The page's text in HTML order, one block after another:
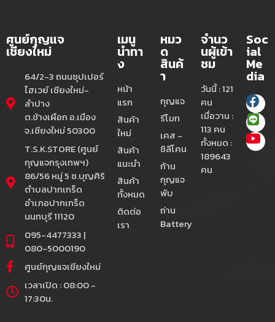
ศูนย์กุญแจ
เชียงใหม่
64/2-3 ถนนซุปเปอร์
ไฮเวย์ เชียงใหม่-
ลำปาง
ต.ช้างเผือก อ.เมือง
จ.เชียงใหม่ 50300
T.S.K.STORE (ศูนย์
กุญแจกรุงเทพฯ)
86/56 หมู่ 5 ซ.บุญศิริ
ตำบลปากเกร็ด
อำเภอปากเกร็ด
นนทบุรี 11120
095-4477333 |
080-5000190
ศูนย์กุญแจเชียงใหม่
เวลาเปิด : 08:00 -
17:30น.
เมนู
นำทา
ง
หน้า
แรก
สินค้า
ใหม่
สินค้า
แนะนำ
สินค้า
ทั้งหมด
ติดต่อ
เรา
หมว
ด
สินค้
า
กุญแจ
รีโมท
เคส -
ซิลีโคน
ก้าน
กุญแจ
พับ
ถ่าน
Battery
จำนว
นผู้เข้า
ชม
วันนี้ : 121
คน
เมื่อวาน :
113 คน
ทั้งหมด :
189643
คน
Soc
ial
Me
dia